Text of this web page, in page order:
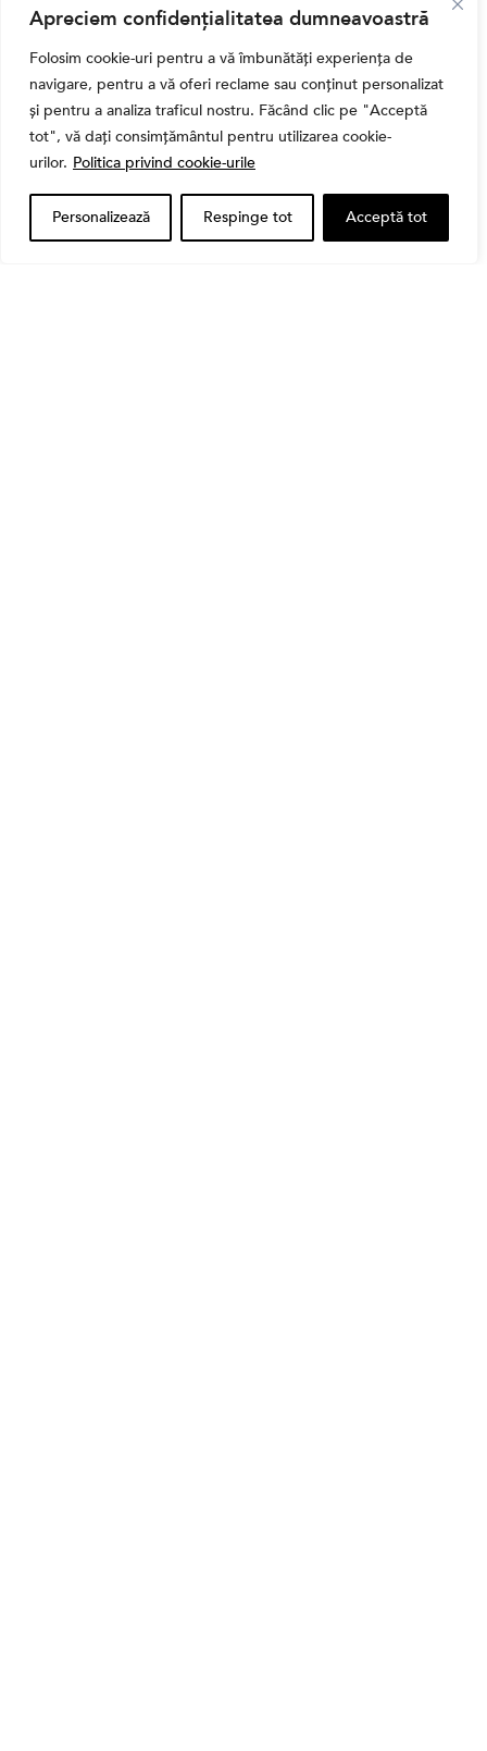
Apreciem confidențialitatea dumneavoastră
Folosim cookie-uri pentru a vă îmbunătăți experiența de
navigare, pentru a vă oferi reclame sau conținut personalizat
și pentru a analiza traficul nostru. Făcând clic pe "Acceptă
tot", vă dați consimțământul pentru utilizarea cookie-
urilor. Politica privind cookie-urile
Personalizează Respinge tot Acceptă tot
Banii tăi